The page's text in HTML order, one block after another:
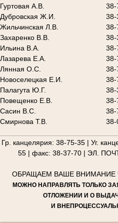
Гуртовая А.В.
38-
Дубровская Ж.И.
38-
Жильчинская Л.В.
38-
Захаренко В.В.
38-
Ильина В.А.
38-
Лазарева Е.А.
38-
Лянная О.С.
38-
Новоселецкая Е.И.
38-
Палагута Ю.Г.
38-
Повещенко Е.В.
38-
Сасин В.С.
38-
Смирнова Т.В.
38-
Гр. канцелярия: 38-75-35 | Уг.
55 | факс: 38-37-70 | ЭЛ.
ОБРАЩАЕМ ВАШЕ ВНИМАНИЕ
МОЖНО НАПРАВЛЯТЬ ТОЛЬКО
ОТЛОЖЕНИИ И О
И